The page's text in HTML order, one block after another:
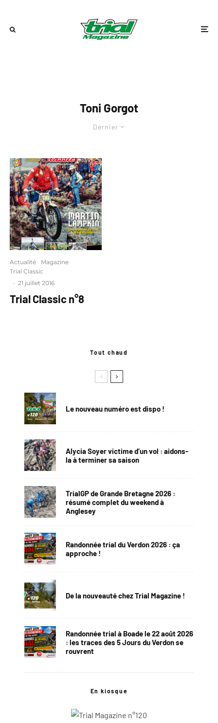
Toni Gorgot
Dernier
Actualité
Magazine
Trial Classic
· 21 juillet 2016
Trial Classic n°8
Tout chaud
Le nouveau numéro est dispo !
Alycia Soyer victime d’un vol : aidons-
la à terminer sa saison
TrialGP de Grande Bretagne 2026 :
résumé complet du weekend à
Anglesey
Randonnée trial du Verdon 2026 : ça
approche !
De la nouveauté chez Trial Magazine !
Randonnée trial à Boade le 22 août 2026
: les traces des 5 Jours du Verdon se
rouvrent
En kiosque